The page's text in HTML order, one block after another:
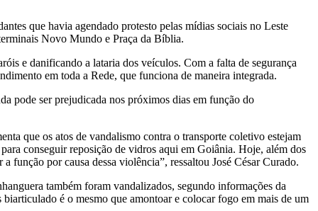
que havia agendado protesto pelas mídias sociais no Leste
Novo Mundo e Praça da Bíblia.
e danificando a lataria dos veículos. Com a falta de segurança
em toda a Rede, que funciona de maneira integrada.
pode ser prejudicada nos próximos dias em função do
que os atos de vandalismo contra o transporte coletivo estejam
conseguir reposição de vidros aqui em Goiânia. Hoje, além dos
função por causa dessa violência”, ressaltou José César Curado.
também foram vandalizados, segundo informações da
é o mesmo que amontoar e colocar fogo em mais de um